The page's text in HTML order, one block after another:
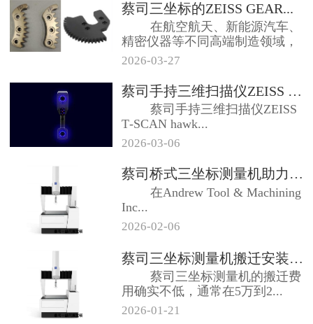
蔡司三坐标的ZEISS GEAR...
在航空航天、新能源汽车、
精密仪器等不同高端制造领域，
有一种外形不...
2026-03-27
蔡司手持三维扫描仪ZEISS T...
蔡司手持三维扫描仪ZEISS
T‑SCAN hawk...
2026-03-06
蔡司桥式三坐标测量机助力Andr...
在Andrew Tool & Machining
Inc...
2026-02-06
蔡司三坐标测量机搬迁安装调试大概...
蔡司三坐标测量机的搬迁费
用确实不低，通常在‌5万到2...
2026-01-21